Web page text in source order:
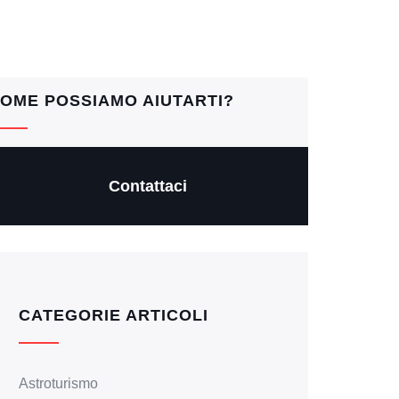
POSSIAMO AIUTARTI?
Contattaci
CATEGORIE ARTICOLI
Astroturismo